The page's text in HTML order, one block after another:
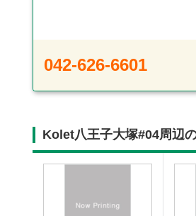
042-626-6601
Kolet八王子大塚#04周辺